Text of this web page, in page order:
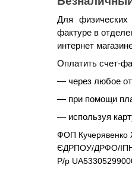
Для физических
фактуре в
интернет
Оплатить счет-
— через любое
— при помощи
— используя
ФОП Кучерявенко
ЄДРПОУ/ДРФО/ІПН
Р/р